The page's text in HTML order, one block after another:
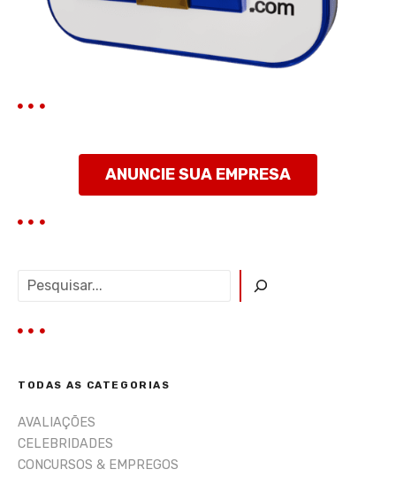
t
ANUNCIE SUA EMPRESA
q
s
r
TODAS AS CATEGORIAS
AVALIAÇÕES
CELEBRIDADES
CONCURSOS & EMPREGOS